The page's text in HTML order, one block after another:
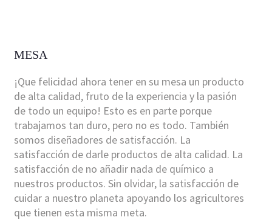
MESA
¡Que felicidad ahora tener en su mesa un producto
de alta calidad, fruto de la experiencia y la pasión
de todo un equipo! Esto es en parte porque
trabajamos tan duro, pero no es todo. También
somos diseñadores de satisfacción. La
satisfacción de darle productos de alta calidad. La
satisfacción de no añadir nada de químico a
nuestros productos. Sin olvidar, la satisfacción de
cuidar a nuestro planeta apoyando los agricultores
que tienen esta misma meta.